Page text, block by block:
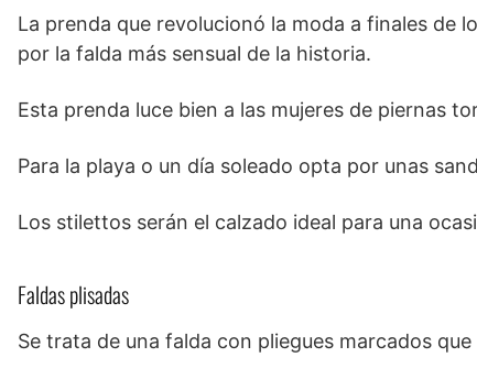
La prenda que revolucionó la moda a finales de
por la falda más sensual de la historia.
Esta prenda luce bien a las mujeres de piernas
Para la playa o un día soleado opta por unas
Los stilettos serán el calzado ideal para una
Faldas plisadas
Se trata de una falda con pliegues marcados